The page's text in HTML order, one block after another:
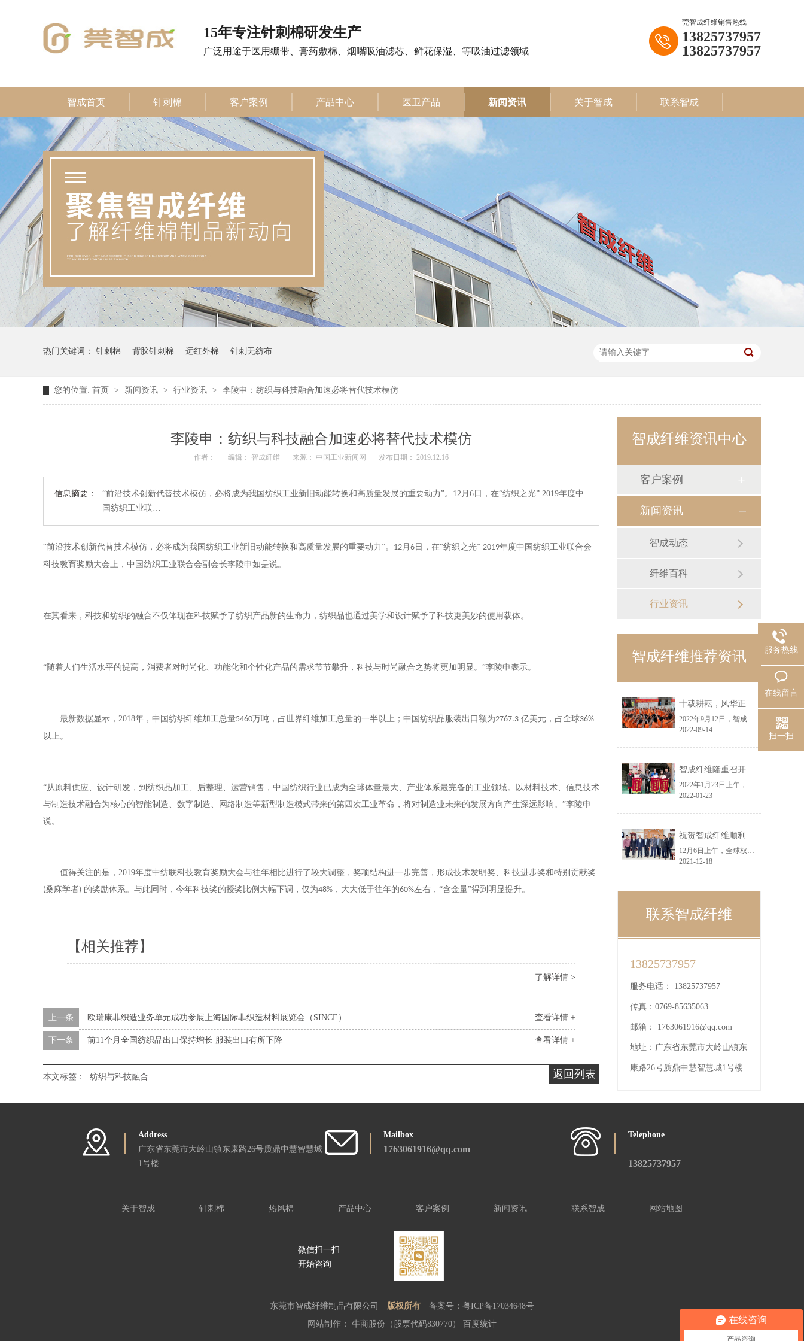
15年专注针刺棉研发生产
广泛用途于医用绷带、膏药敷棉、烟嘴吸油滤芯、鲜花保湿、等吸油过滤领域
莞智成纤维销售热线
13825737957
13825737957
智成首页 针刺棉 客户案例 产品中心 医卫产品 新闻资讯 关于智成 联系智成
热门关键词： 针刺棉 背胶针刺棉 远红外棉 针刺无纺布
您的位置: 首页 > 新闻资讯 > 行业资讯 > 李陵申：纺织与科技融合加速必将替代技术模仿
李陵申：纺织与科技融合加速必将替代技术模仿
作者： 编辑： 智成纤维 来源： 中国工业新闻网 发布日期： 2019.12.16
信息摘要：
“前沿技术创新代替技术模仿，必将成为我国纺织工业新旧动能转换和高质量发展的重要动力”。12月6日，在“纺织之光” 2019年度中
国纺织工业联…
“前沿技术创新代替技术模仿，必将成为我国纺织工业新旧动能转换和高质量发展的重要动力”。 12月 6 日，在“纺织之光” 2019年度中国纺织工业联合会
科技教育奖励大会上，中国纺织工业联合会副会长李陵申如是说。
在其看来，科技和纺织的融合不仅体现在科技赋予了纺织产品新的生命力，纺织品也通过美学和设计赋予了科技更美妙的使用载体。
“随着人们生活水平的提高，消费者对时尚化、功能化和个性化产品的需求节节攀升，科技与时尚融合之势将更加明显。”李陵申表示。
最新数据显示， 2018年，中国纺织纤维加工总量5460万吨，占世界纤维加工总量的一半以上；中国纺织品服装出口额为2767.3 亿美元，占全球36%
以上。
“从原料供应、设计研发，到纺织品加工、后整理、运营销售，中国纺织行业已成为全球体量最大、产业体系最完备的工业领域。以材料技术、信息技术
与制造技术融合为核心的智能制造、数字制造、网络制造等新型制造模式带来的第四次工业革命，将对制造业未来的发展方向产生深远影响。”李陵申
说。
值得关注的是， 2019年度中纺联科技教育奖励大会与往年相比进行了较大调整，奖项结构进一步完善，形成技术发明奖、科技进步奖和特别贡献奖
(桑麻学者) 的奖励体系。与此同时，今年科技奖的授奖比例大幅下调，仅为48% ，大大低于往年的60%左右，“含金量”得到明显提升。
【相关推荐】
了解详情 >
查看详情 +
上一条 欧瑞康非织造业务单元成功参展上海国际非织造材料展览会（SINCE）
查看详情 +
下一条 前11个月全国纺织品出口保持增长 服装出口有所下降
返回列表
本文标签： 纺织与科技融合
智成纤维资讯中心
客户案例
新闻资讯
智成动态
纤维百科
行业资讯
智成纤维推荐资讯
十载耕耘，风华正茂丨智成纤维十周年庆典圆满举行
2022年9月12日，智成纤维迎来了十周年生日，为了庆祝这个喜庆的日子，特举办了“智成纤维成立十周年暨第八届运动会庆典”。活动现场，职工们热情高涨，纷纷参与到各个趣味活动中来，欢笑声、助威声此起彼伏，现场氛围热烈。
2022-09-14
智成纤维隆重召开2021年度优秀员工表彰大会
2022年1月23日上午，智成纤维在九栋车间隆重召开了2021年度优秀员工表彰大会，公司总经理吴川鸿、全体员工参与了表彰大会。本次表彰大会设立的奖项有：节约奖9名、优秀员工奖4名、优秀班长奖1名，会议由张德雄、彭琼舒主持。
2022-01-23
祝贺智成纤维顺利通过SGS机构ISO9001：2015质量管理体系认证
12月6日上午，全球权威认证机构SGS公司技术专家莅临智成纤维，现场对智成进行ISO9001：2015质量管理体系审核认证，总经理吴川鸿、吴钟亮、黄小龙等领导代表公司对认证专家表示了热烈欢迎。
2021-12-18
联系智成纤维
13825737957
服务电话： 13825737957
传真： 0769-85635063
邮箱： 1763061916@qq.com
地址： 广东省东莞市大岭山镇东
康路26号质鼎中慧智慧城1号楼
Address
广东省东莞市大岭山镇东康路26号质鼎中慧智慧城
1号楼
Mailbox
1763061916@qq.com
Telephone
13825737957
关于智成 针刺棉 热风棉 产品中心 客户案例 新闻资讯 联系智成 网站地图
微信扫一扫
开始咨询
东莞市智成纤维制品有限公司 版权所有 备案号： 粤ICP备17034648号
网站制作： 牛商股份（股票代码830770） 百度统计
服务热线
在线留言
扫一扫
在线咨询
产品咨询